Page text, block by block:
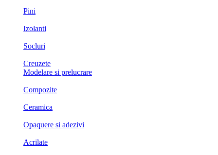
Pini
Izolanti
Socluri
Creuzete
Modelare si prelucrare
Compozite
Ceramica
Opaquere si adezivi
Acrilate